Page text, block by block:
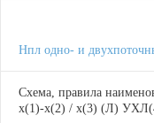
Нпл одно- и
Схема, правила
х(1)-х(2) / х(3) (Л)